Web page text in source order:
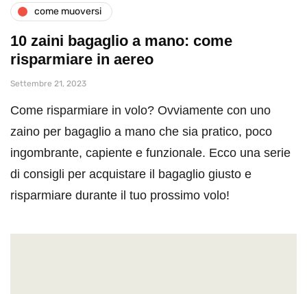
come muoversi
10 zaini bagaglio a mano: come
risparmiare in aereo
Settembre 21, 2023
Come risparmiare in volo? Ovviamente con uno
zaino per bagaglio a mano che sia pratico, poco
ingombrante, capiente e funzionale. Ecco una serie
di consigli per acquistare il bagaglio giusto e
risparmiare durante il tuo prossimo volo!